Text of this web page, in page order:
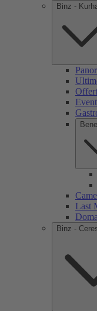
Binz -
Last
Binz -